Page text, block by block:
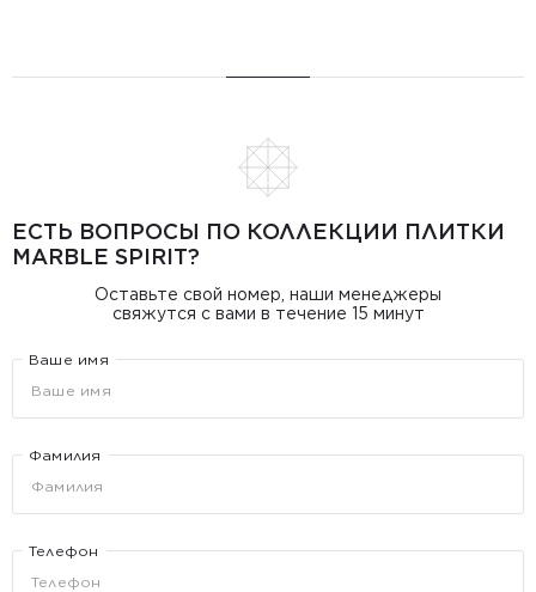
ЕСТЬ ВОПРОСЫ ПО КОЛЛЕКЦИИ ПЛИТКИ
MARBLE SPIRIT?
Оставьте свой номер, наши менеджеры
свяжутся с вами в течение 15 минут
Ваше имя
Фамилия
Телефон